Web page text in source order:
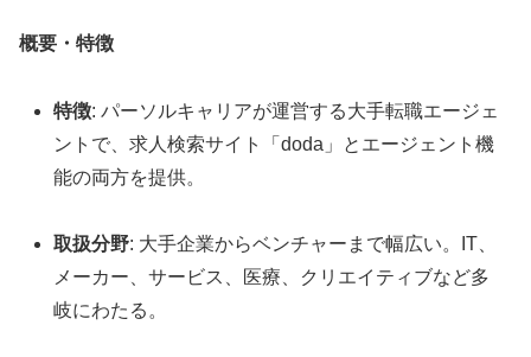
概要・特徴
特徴: パーソルキャリアが運営する大手転職エージェ
ントで、求人検索サイト「doda」とエージェント機
能の両方を提供。
取扱分野: 大手企業からベンチャーまで幅広い。IT、
メーカー、サービス、医療、クリエイティブなど多
岐にわたる。